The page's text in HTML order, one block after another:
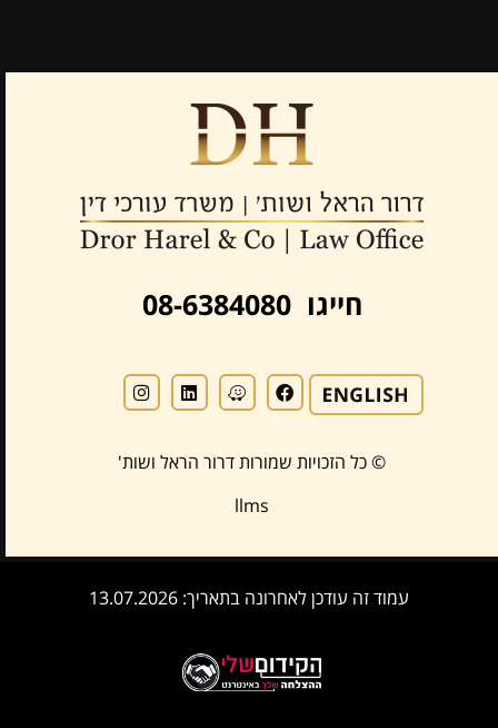
חייגו 08-6384080
© כל הזכויות שמורות דרור הראל ושות'
llms
עמוד זה עודכן לאחרונה בתאריך: 13.07.2026